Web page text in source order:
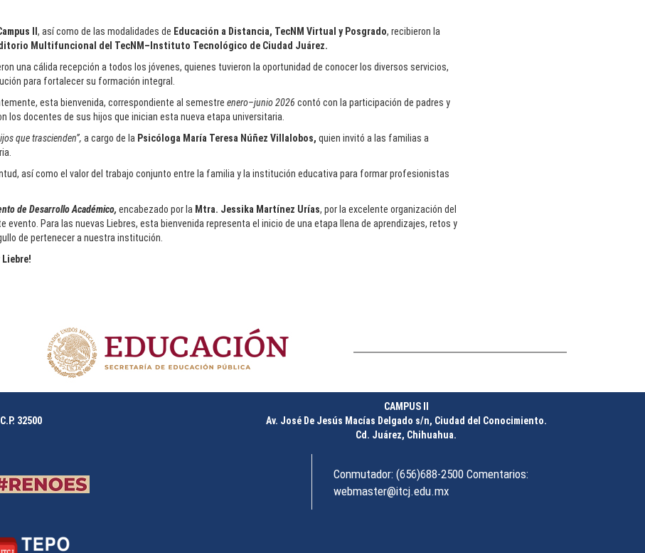
II, así como de las modalidades de Educación a Distancia, TecNM Virtual y Posgrado, recibieron la
Multifuncional del TecNM–Instituto Tecnológico de Ciudad Juárez.
una cálida recepción a todos los jóvenes, quienes tuvieron la oportunidad de conocer los diversos servicios,
para fortalecer su formación integral.
esta bienvenida, correspondiente al semestre enero–junio 2026 contó con la participación de padres y
docentes de sus hijos que inician esta nueva etapa universitaria.
que trascienden”, a cargo de la Psicóloga María Teresa Núñez Villalobos, quien invitó a las familias a
así como el valor del trabajo conjunto entre la familia y la institución educativa para formar profesionistas
de Desarrollo Académico, encabezado por la Mtra. Jessika Martínez Urías, por la excelente organización del
Para las nuevas Liebres, esta bienvenida representa el inicio de una etapa llena de aprendizajes, retos y
de pertenecer a nuestra institución.
Liebres se suman a
32500
CAMPUS II
Av. José De Jesús Macías Delgado s/n, Ciudad del Conocimiento.
Cd. Juárez, Chihuahua.
Conmutador: (656)688-2500 Comentarios:
webmaster@itcj.edu.mx